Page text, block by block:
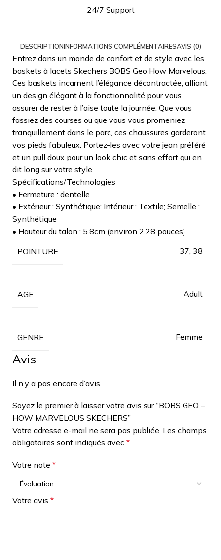
24/7 Support
DESCRIPTIONINFORMATIONS COMPLÉMENTAIRESAVIS (0)
Entrez dans un monde de confort et de style avec les
baskets à lacets Skechers BOBS Geo How Marvelous.
Ces baskets incarnent l’élégance décontractée, alliant
un design élégant à la fonctionnalité pour vous
assurer de rester à l’aise toute la journée. Que vous
fassiez des courses ou que vous vous promeniez
tranquillement dans le parc, ces chaussures garderont
vos pieds fabuleux. Portez-les avec votre jean préféré
et un pull doux pour un look chic et sans effort qui en
dit long sur votre style.
Spécifications/Technologies
• Fermeture : dentelle
• Extérieur : Synthétique; Intérieur : Textile; Semelle :
Synthétique
• Hauteur du talon : 5.8cm (environ 2.28 pouces)
POINTURE 37, 38
AGE Adult
GENRE Femme
Avis
Il n’y a pas encore d’avis.
Soyez le premier à laisser votre avis sur “BOBS GEO –
HOW MARVELOUS SKECHERS”
Votre adresse e-mail ne sera pas publiée. Les champs
obligatoires sont indiqués avec *
Votre note *
Votre avis *